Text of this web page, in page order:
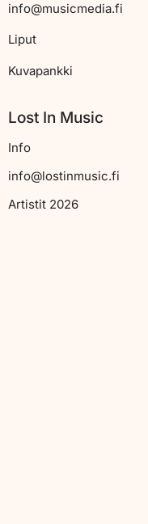
info@musicmedia.fi
Liput
Kuvapankki
Lost In Music
Info
info@lostinmusic.fi
Artistit 2026